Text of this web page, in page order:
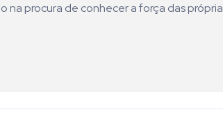
na procura de conhecer a força das